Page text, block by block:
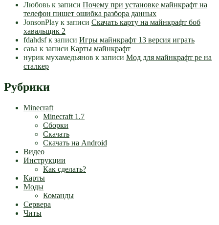
Любовь к записи Почему при установке майнкрафт на
телефон пишет ошибка разбора данных
JonsonPlay к записи Скачать карту на майнкрафт боб
хавальщик 2
fdahdsfк записи Игры майнкрафт 13 версия играть
сава к записи Карты майнкрафт
нурик мухамедьянов к записи Мод для майнкрафт pe на
сталкер
Рубрики
Minecraft
Minecraft 1.7
Сборки
Скачать
Скачать на Android
Видео
Инструкции
Как сделать?
Карты
Моды
Команды
Сервера
Читы